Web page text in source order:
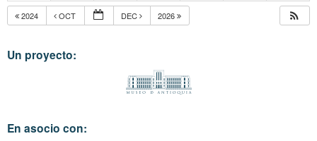
2024 OCT DEC 2026
Un proyecto:
En asocio con: